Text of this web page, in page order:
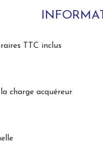
TTC inclus
charge acquéreur